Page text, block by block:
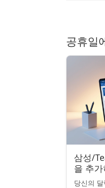
공휴일
삼성/
을 추
당신의